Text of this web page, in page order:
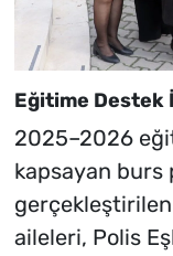
Eğitime Destek
2025–2026
kapsayan burs
aileleri, Polis